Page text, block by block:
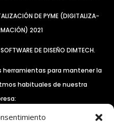
DE PYME (DIGITALIZA-
2021
DE DISEÑO DIMTECH.
herramientas para mantener la
habituales de nuestra
a través del software Anydesk.